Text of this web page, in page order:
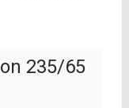
235/65